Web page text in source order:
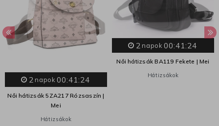
2 napok 00:41:23
Női hátizsák 5ZA217 Rózsaszín |
Mei
Hátizsákok
2 napok 00:41:23
Női hátizsák BA119 Fekete | Mei
Hátizsákok